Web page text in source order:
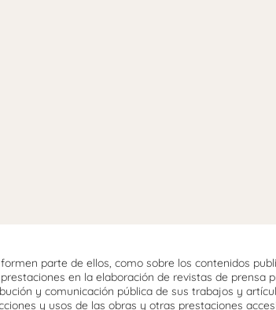
parte de ellos, como sobre los contenidos
en la elaboración de revistas de prensa
y comunicación pública de sus trabajos y
y usos de las obras y otras prestaciones